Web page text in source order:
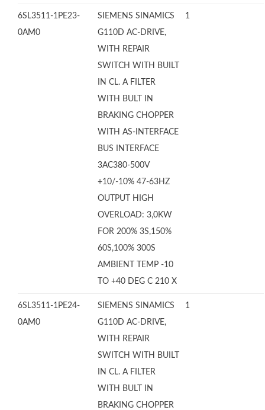
6SL3511-1PE23-
0AM0
SIEMENS SINAMICS
G110D AC-DRIVE,
WITH REPAIR
SWITCH WITH BUILT
IN CL. A FILTER
WITH BULT IN
BRAKING CHOPPER
WITH AS-INTERFACE
BUS INTERFACE
3AC380-500V
+10/-10% 47-63HZ
OUTPUT HIGH
OVERLOAD: 3,0KW
FOR 200% 3S,150%
60S,100% 300S
AMBIENT TEMP -10
TO +40 DEG C 210 X
1
6SL3511-1PE24-
0AM0
SIEMENS SINAMICS
G110D AC-DRIVE,
WITH REPAIR
SWITCH WITH BUILT
IN CL. A FILTER
WITH BULT IN
BRAKING CHOPPER
1